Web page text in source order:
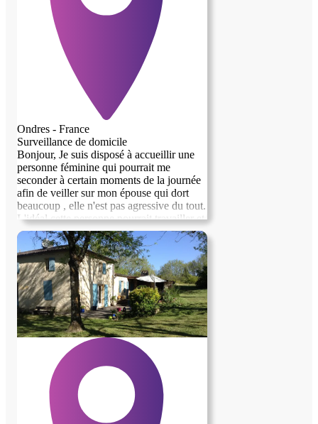
Ondres - France
Surveillance de domicile
Bonjour, Je suis disposé à accueillir une
personne féminine qui pourrait me
seconder à certain moments de la journée
afin de veiller sur mon épouse qui dort
beaucoup , elle n'est pas agressive du tout.
L'idéal cette personne pourrait travailler et
devrait avoir entre 50 et 60 ans.